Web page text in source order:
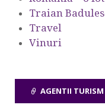
Traian
Travel
Vinuri
AGENTII TURISM